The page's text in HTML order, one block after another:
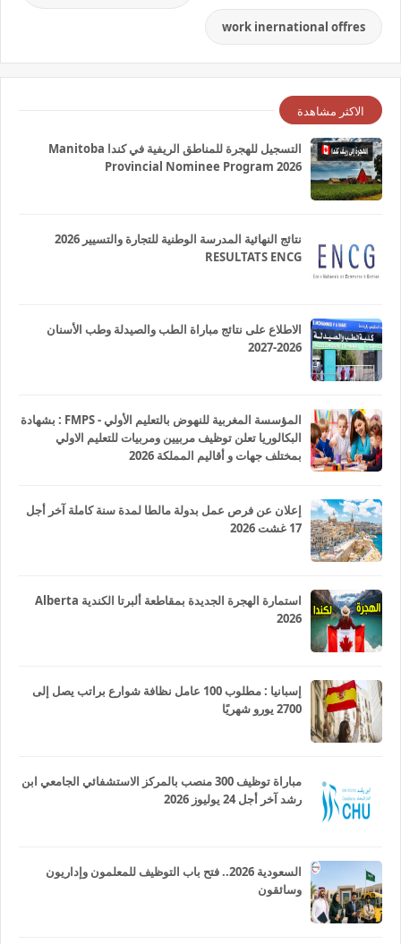
work inernational offres
الاكثر مشاهدة
التسجيل للهجرة للمناطق الريفية في كندا Manitoba
Provincial Nominee Program 2026
نتائج النهائية المدرسة الوطنية للتجارة والتسيير 2026
RESULTATS ENCG
الاطلاع على نتائج مباراة الطب والصيدلة وطب الأسنان
2026-2027
المؤسسة المغربية للنهوض بالتعليم الأولي - FMPS : بشهادة
البكالوريا تعلن توظيف مربيين ومربيات للتعليم الاولي
بمختلف جهات و أقاليم المملكة 2026
إعلان عن فرص عمل بدولة مالطا لمدة سنة كاملة آخر أجل
17 غشت 2026
استمارة الهجرة الجديدة بمقاطعة ألبرتا الكندية Alberta
2026
إسبانيا : مطلوب 100 عامل نظافة شوارع براتب يصل إلى
2700 يورو شهريًا
مباراة توظيف 300 منصب بالمركز الاستشفائي الجامعي ابن
رشد آخر أجل 24 يوليوز 2026
السعودية 2026.. فتح باب التوظيف للمعلمون وإداريون
وسائقون